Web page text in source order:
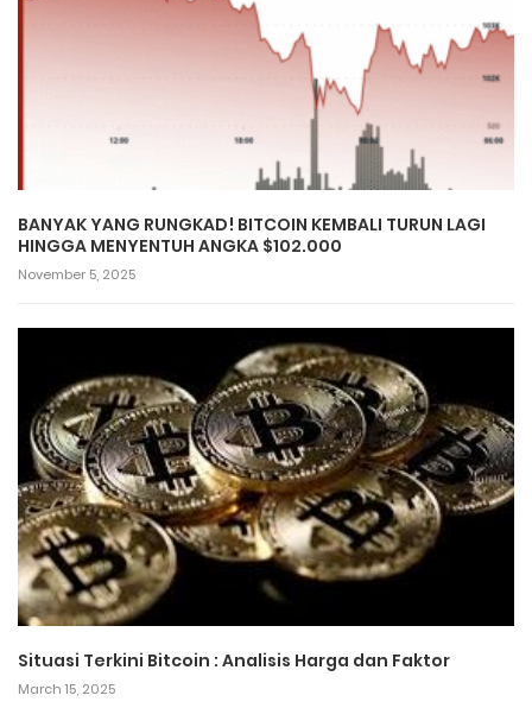
BANYAK YANG RUNGKAD! BITCOIN KEMBALI TURUN LAGI
HINGGA MENYENTUH ANGKA $102.000
November 5, 2025
Situasi Terkini Bitcoin : Analisis Harga dan Faktor
March 15, 2025